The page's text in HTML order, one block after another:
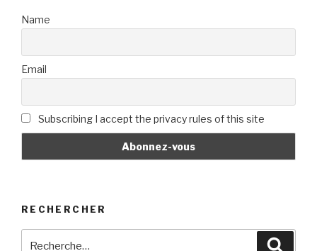
Name
Email
Subscribing I accept the privacy rules of this site
RECHERCHER